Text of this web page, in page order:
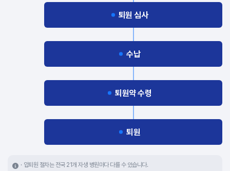
퇴원 심사
수납
퇴원약 수령
퇴원
입퇴원 절차는 전국 21개 자생 병원마다 다를 수 있습니다.